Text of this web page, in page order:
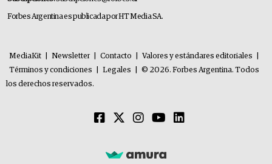
Forbes Argentina es publicada por HT Media SA.
MediaKit Newsletter Contacto Valores y estándares editoriales
Términos y condiciones
Legales
© 2026. Forbes Argentina. Todos
los derechos reservados.